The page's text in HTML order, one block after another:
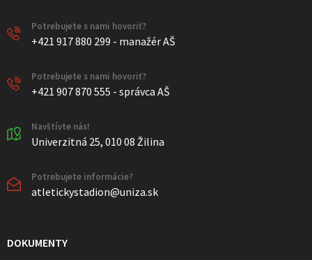
Potrebujete s nami hovoriť?
+421 917 880 299 - manažér AŠ
Potrebujete s nami hovoriť?
+421 907 870 555 - správca AŠ
Navštívte nás!
Univerzitná 25, 010 08 Žilina
Potrebujete informácie?
atletickystadion@uniza.sk
DOKUMENTY